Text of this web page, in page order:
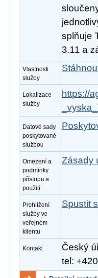
splňuje
3.11 a
Vlastnosti
služby
Lokalizace
služby
https://
Datové sady
poskytované
službou
Omezení a
podmínky
přístupu a
použití
Zásady
Prohlížení
služby ve
veřejném
klientu
Spustit
Kontakt
Český
tel: